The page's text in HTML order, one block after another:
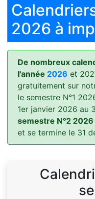
2026 à
De nombreux
l'année 2026 et
gratuitement sur
le semestre N°1
1er janvier 2026 au
semestre N°2 2026
et se termine le 31